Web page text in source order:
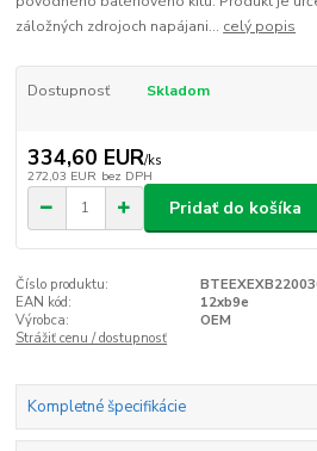
záložných zdrojoch napájani... celý popis
Dostupnosť Skladom
334,60 EUR/ks
272,03 EUR bez DPH
Pridať do košíka
Číslo produktu:
EAN kód:
12xb9e
Výrobca:
OEM
Strážiť cenu / dostupnosť
Kompletné špecifikácie